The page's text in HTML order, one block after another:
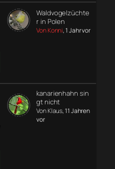
Waldvogelzüchte
r in Polen
Von Konni, 1 Jahr vor
kanarienhahn sin
gt nicht
Von Klaus, 11 Jahren
vor